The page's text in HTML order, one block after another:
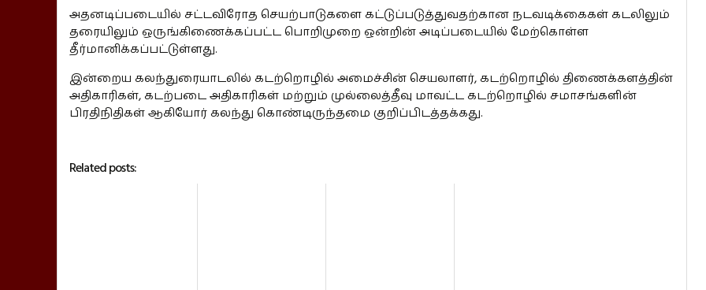
அதனடிப்படையில் சட்டவிரோத செயற்பாடுகளை கட்டுப்படுத்துவதற்கான நடவடிக்கைகள் கடலிலும்
தரையிலும் ஒருங்கிணைக்கப்பட்ட பொறிமுறை ஒன்றின் அடிப்படையில் மேற்கொள்ள
தீர்மானிக்கப்பட்டுள்ளது.
இன்றைய கலந்துரையாடலில் கடற்றொழில் அமைச்சின் செயலாளர், கடற்றொழில் திணைக்களத்தின்
அதிகாரிகள், கடற்படை அதிகாரிகள் மற்றும் முல்லைத்தீவு மாவட்ட கடற்றொழில் சமாசங்களின்
பிரதிநிதிகள் ஆகியோர் கலந்து கொண்டிருந்தமை குறிப்பிடத்தக்கது.
Related posts: